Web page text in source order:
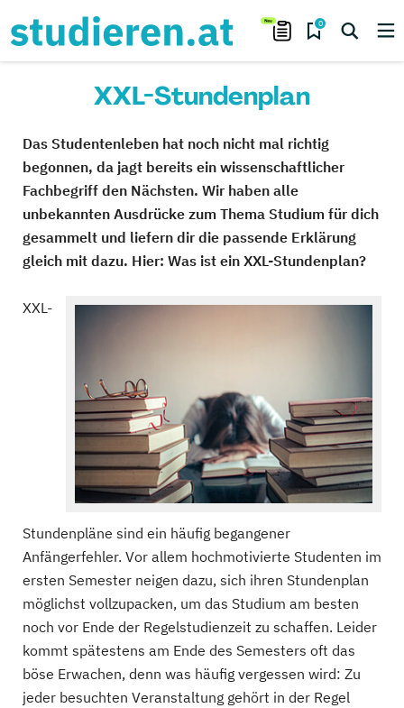
0
XXL-Stundenplan
Das Studentenleben hat noch nicht mal richtig
begonnen, da jagt bereits ein wissenschaftlicher
Fachbegriff den Nächsten. Wir haben alle
unbekannten Ausdrücke zum Thema Studium für dich
gesammelt und liefern dir die passende Erklärung
gleich mit dazu. Hier: Was ist ein XXL-Stundenplan?
XXL-
Stundenpläne sind ein häufig begangener
Anfängerfehler. Vor allem hochmotivierte Studenten im
ersten Semester neigen dazu, sich ihren Stundenplan
möglichst vollzupacken, um das Studium am besten
noch vor Ende der Regelstudienzeit zu schaffen. Leider
kommt spätestens am Ende des Semesters oft das
böse Erwachen, denn was häufig vergessen wird: Zu
jeder besuchten Veranstaltung gehört in der Regel